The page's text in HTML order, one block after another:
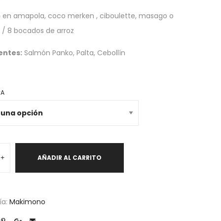
en amapola, coco merken , ciboulette, masago o
/ 8 bocados de arroz
Salmón Panko, Palta, Cebollín
+ AÑADIR AL CARRITO
Makimono